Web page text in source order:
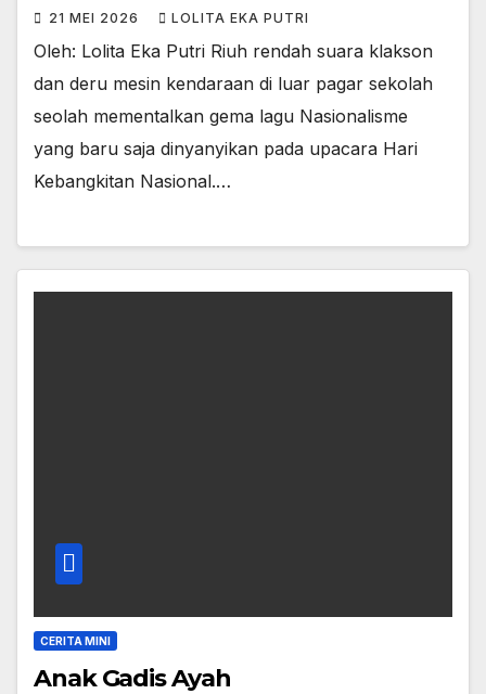
21 MEI 2026 LOLITA EKA PUTRI
Oleh: Lolita Eka Putri Riuh rendah suara klakson
dan deru mesin kendaraan di luar pagar sekolah
seolah mementalkan gema lagu Nasionalisme
yang baru saja dinyanyikan pada upacara Hari
Kebangkitan Nasional.…
CERITA MINI
Anak Gadis Ayah